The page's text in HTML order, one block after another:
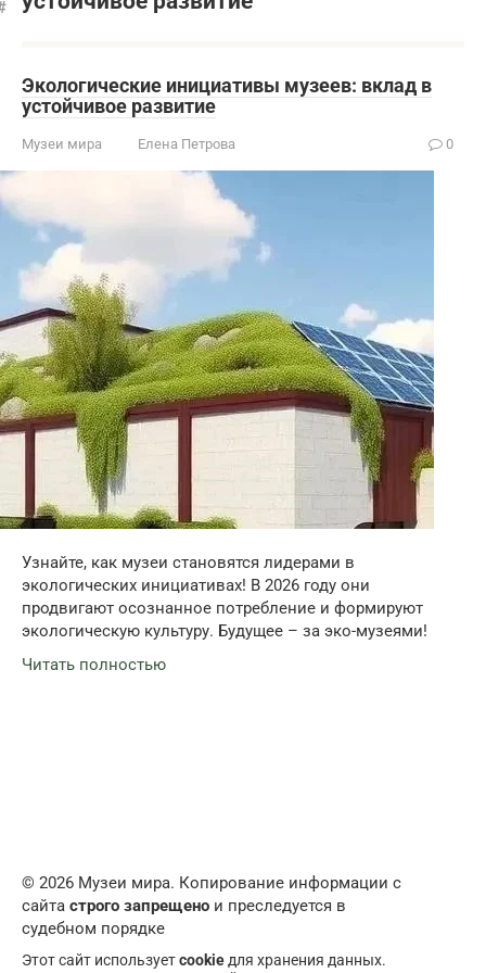
Экологические инициативы музеев: вклад в
устойчивое развитие
Музеи мира Елена Петрова 0
Узнайте, как музеи становятся лидерами в
экологических инициативах! В 2026 году они
продвигают осознанное потребление и формируют
экологическую культуру. Будущее – за эко-музеями!
Читать полностью
© 2026 Музеи мира. Копирование информации с
сайта строго запрещено и преследуется в
судебном порядке
Этот сайт используетcookie для хранения данных.